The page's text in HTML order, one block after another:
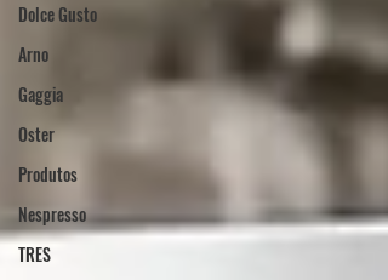
Dolce Gusto
Arno
Gaggia
Oster
Produtos
Nespresso
TRES